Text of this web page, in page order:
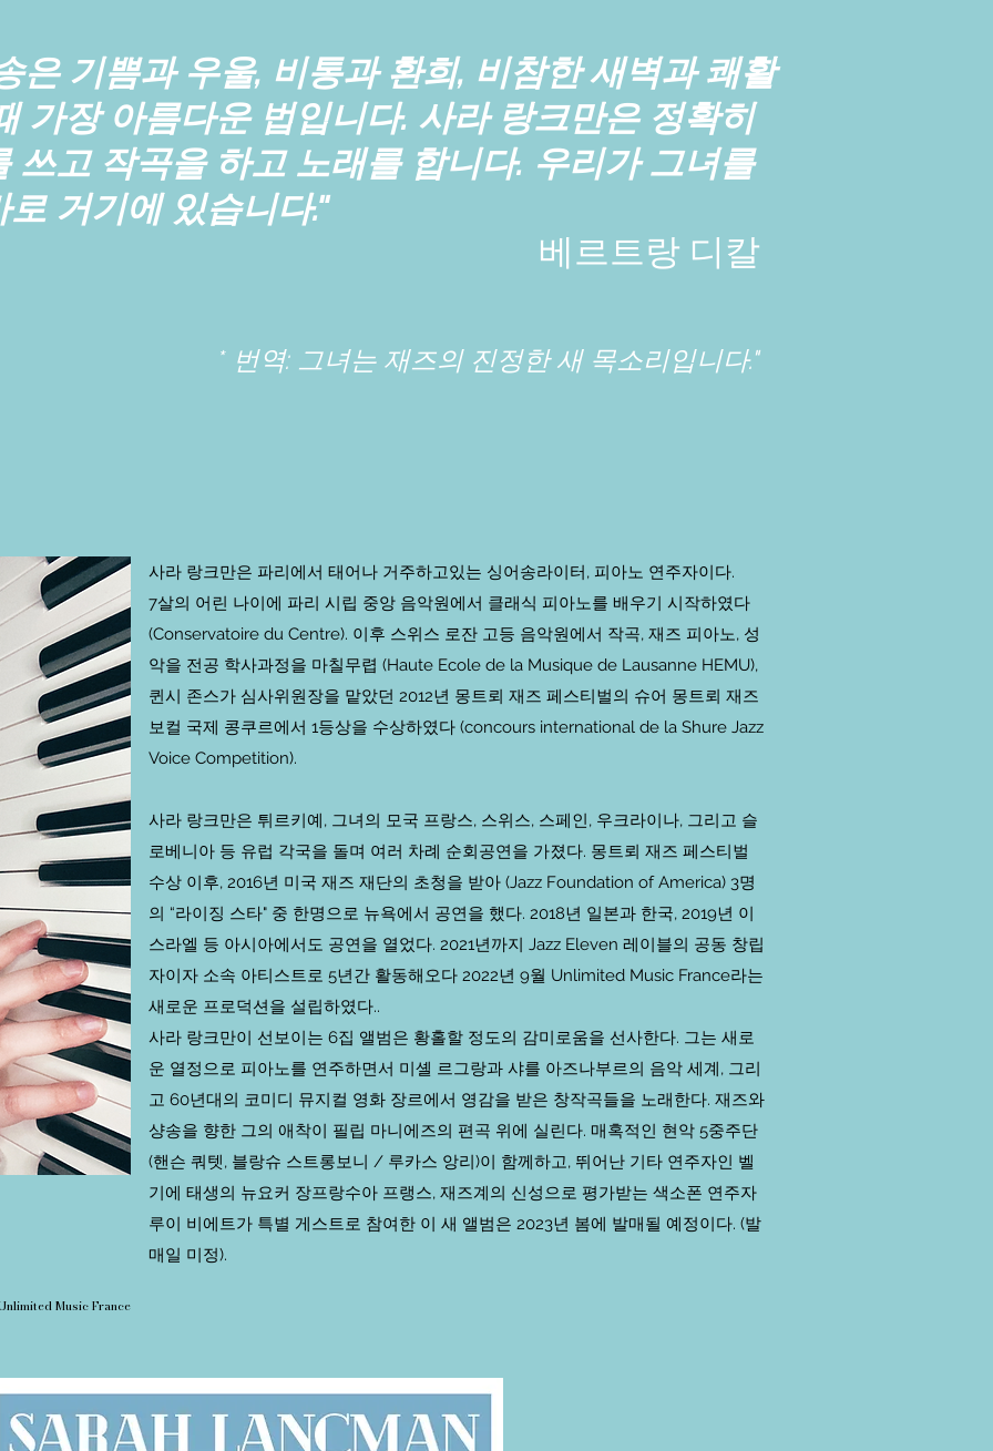
은 기쁨과 우울, 비통과 환희, 비참한 새벽과 쾌활
가장 아름다운 법입니다. 사라 랑크만은 정확히
쓰고 작곡을 하고 노래를 합니다. 우리가 그녀를
거기에 있습니다."
베르트랑 디칼
* 번역: 그녀는 재즈의 진정한 새 목소리입니다."
사라 랑크만은 파리에서 태어나 거주하고있는 싱어송라이터, 피아노 연주자이다.
7살의 어린 나이에 파리 시립 중앙 음악원에서 클래식 피아노를 배우기 시작하였다
(Conservatoire du Centre). 이후 스위스 로잔 고등 음악원에서 작곡, 재즈 피아노, 성
악을 전공 학사과정을 마칠무렵 (Haute Ecole de la Musique de Lausanne HEMU),
퀸시 존스가 심사위원장을 맡았던 2012년 몽트뢰 재즈 페스티벌의 슈어 몽트뢰 재즈
보컬 국제 콩쿠르에서 1등상을 수상하였다 (concours international de la Shure Jazz
Voice Competition).
사라 랑크만은 튀르키예, 그녀의 모국 프랑스, 스위스, 스페인, 우크라이나, 그리고 슬
로베니아 등 유럽 각국을 돌며 여러 차례 순회공연을 가졌다. 몽트뢰 재즈 페스티벌
수상 이후, 2016년 미국 재즈 재단의 초청을 받아 (Jazz Foundation of America) 3명
의 “라이징 스타" 중 한명으로 뉴욕에서 공연을 했다. 2018년 일본과 한국, 2019년 이
스라엘 등 아시아에서도 공연을 열었다. 2021년까지 Jazz Eleven 레이블의 공동 창립
자이자 소속 아티스트로 5년간 활동해오다 2022년 9월 Unlimited Music France라는
새로운 프로덕션을 설립하였다..
사라 랑크만이 선보이는 6집 앨범은 황홀할 정도의 감미로움을 선사한다. 그는 새로
운 열정으로 피아노를 연주하면서 미셸 르그랑과 샤를 아즈나부르의 음악 세계, 그리
고 60년대의 코미디 뮤지컬 영화 장르에서 영감을 받은 창작곡들을 노래한다. 재즈와
샹송을 향한 그의 애착이 필립 마니에즈의 편곡 위에 실린다. 매혹적인 현악 5중주단
(핸슨 쿼텟, 블랑슈 스트롱보니 / 루카스 앙리)이 함께하고, 뛰어난 기타 연주자인 벨
기에 태생의 뉴요커 장프랑수아 프랭스, 재즈계의 신성으로 평가받는 색소폰 연주자
루이 비에트가 특별 게스트로 참여한 이 새 앨범은 2023년 봄에 발매될 예정이다. (발
매일 미정).
Music France